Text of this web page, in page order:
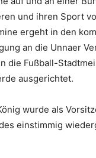
und ihren Sport
ergeht in den
an die Unnaer
die Fußball-
ausgerichtet.
wurde als
einstimmig